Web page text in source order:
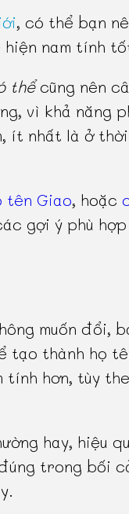
, có thể bạn
nam tính
thểcũng nên
vì khả năng
ít nhất là ở
tên Giao, hoặc
gợi ý phù
muốn đổi,
tạo thành họ
tính hơn, tùy
hay, hiệu
trong bối